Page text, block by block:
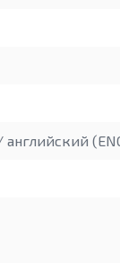
английский